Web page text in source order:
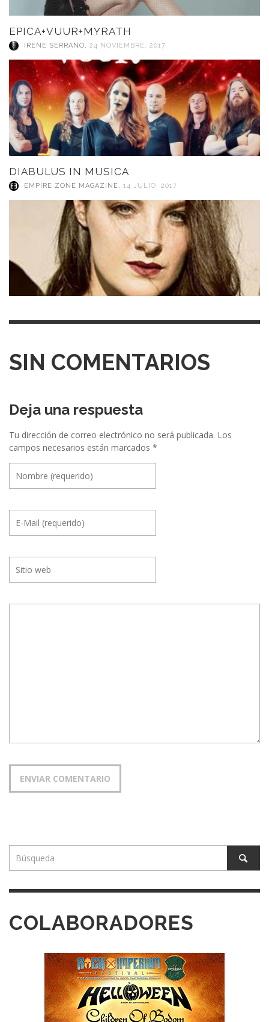
EPICA+VUUR+MYRATH
IRENE SERRANO, 24 NOVIEMBRE, 2017
DIABULUS IN MUSICA
EMPIRE ZONE MAGAZINE, 14 JULIO, 2017
SIN COMENTARIOS
Deja una respuesta
Tu dirección de correo electrónico no será publicada. Los
campos necesarios están marcados *
COLABORADORES